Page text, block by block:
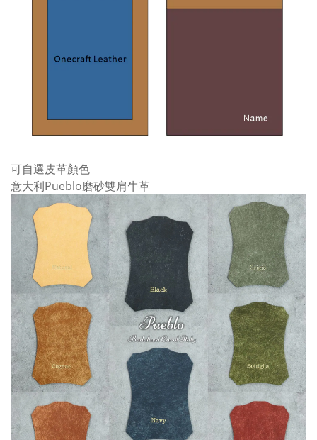
可自選皮革顏色
意大利Pueblo磨砂雙肩牛革